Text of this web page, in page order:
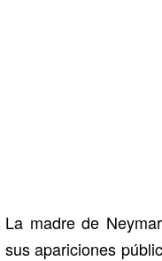
La madre de
sus apariciones